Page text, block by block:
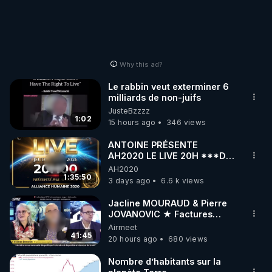
👉 La chronique de Chloé « Palantir, la gestion du
monde par l’IA »
● Présentation :
https://chloeframmery.ch/wp-
content/uploads/presentation-palantir-gere-le-
monde-par-les-algorithmes.pptx
https://chloeframmery.ch/wp-
content/uploads/presentation-palantir-gere-le-
monde-par-les-algorithmes.pdf
https://chloeframmery.ch/liberez-linfo-n40
Why this ad?
1:02
Le rabbin veut exterminer 6
milliards de non-juifs
JusteBzzzz
15 hours ago
346 views
1:35:50
ANTOINE PRÉSENTE
AH2020 LE LIVE 20H ***DU
06/08/2026***
AH2020
3 days ago
6.6 k views
41:45
Jacline MOURAUD & Pierre
JOVANOVIC ★ Factures
Impayées : Où Est Passé Le
Pognon ?
Airmeet
20 hours ago
680 views
Nombre d’habitants sur la